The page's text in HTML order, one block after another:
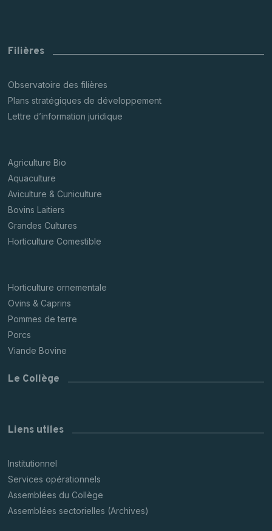
Filières
Observatoire des filières
Plans stratégiques de développement
Lettre d’information juridique
Agriculture Bio
Aquaculture
Aviculture & Cuniculture
Bovins Laitiers
Grandes Cultures
Horticulture Comestible
Horticulture ornementale
Ovins & Caprins
Pommes de terre
Porcs
Viande Bovine
Le Collège
Liens utiles
Institutionnel
Services opérationnels
Assemblées du Collège
Assemblées sectorielles (Archives)